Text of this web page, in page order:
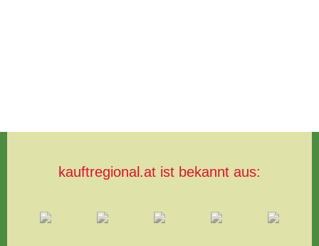
kauftregional.at ist bekannt aus: